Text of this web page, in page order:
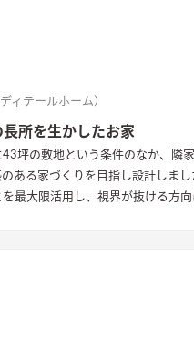
ィテールホーム）
所を生かしたお家
坪の敷地という条件のなか、隣
る家づくりを目指し設計しました。 2
を最大限活用し、視界が抜ける方向